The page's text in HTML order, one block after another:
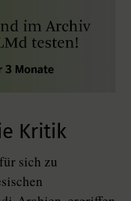
Kritik
sich zu